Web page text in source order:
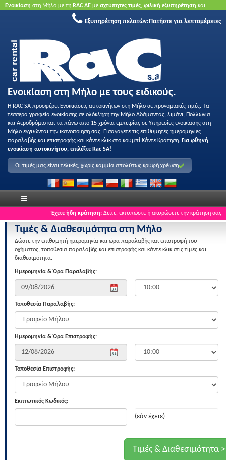
Ενοικίαση στη Μήλο με τη RAC ΑΕ με αχτύπητες τιμές, φιλική εξυπηρέτηση και
Κάντε κράτηση τώρα
Εξυπηρέτηση πελατών: Πατήστε για λεπτομέρειες
Ενοικίαση στη Μήλο με τους ειδικούς.
Η RAC SA προσφέρει Ενοικιάσεις αυτοκινήτων στη Μήλο σε προνομιακές τιμές. Τα
τέσσερα γραφεία ενοικίασης σε ολόκληρη την Μήλο Αδάμαντας, λιμάνι, Πολλώνια
και Αεροδρόμιο και τα πάνω από 15 χρόνια εμπειρίας σε Υπηρεσίες ενοικίασης στη
Μήλο εγγυώνται την ικανοποίηση σας. Εισαγάγετε τις επιθυμητές ημερομηνίες
παραλαβής και επιστροφής και κάντε κλικ στο κουμπί Κάντε Κράτηση. Για φθηνή
ενοικίαση αυτοκινήτου, επιλέξτε Rac SA!
Οι τιμές μας είναι τελικές, χωρίς καμμία απολύτως κρυφή χρέωση
Έχετε ήδη κράτηση; Δείτε, εκτυπώστε ή ακυρώσετε την κράτηση σας
Τιμές & Διαθεσιμότητα στη Μήλο
Δώστε την επιθυμητή ημερομηνία και ώρα παραλαβής και επιστροφή του
οχήματος, τοποθεσία παραλαβής και επιστροφής και κάντε κλικ στις τιμές και
διαθεσιμότητα.
Ημερομηνία & Ώρα Παραλαβής:
Τοποθεσία Παραλαβής:
Ημερομηνία & Ώρα Επιστροφής:
Τοποθεσία Επιστροφής:
Εκπτωτικός Κωδικός:
(εάν έχετε)